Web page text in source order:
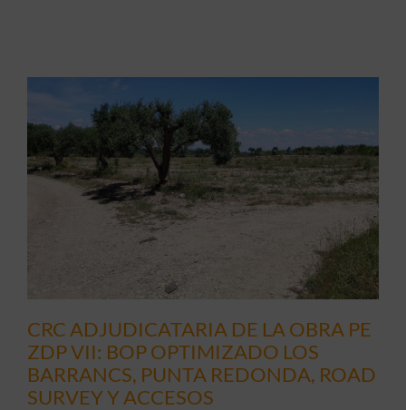
CRC ADJUDICATARIA DE LA OBRA PE
ZDP VII: BOP OPTIMIZADO LOS
BARRANCS, PUNTA REDONDA, ROAD
SURVEY Y ACCESOS